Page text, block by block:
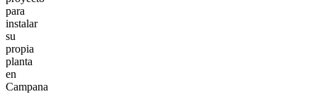
para
instalar
su
propia
planta
en
Campana